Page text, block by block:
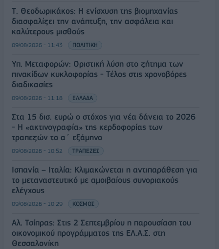
Τ. Θεοδωρικάκος: Η ενίσχυση της βιομηχανίας
διασφαλίζει την ανάπτυξη, την ασφάλεια και
καλύτερους μισθούς
09/08/2026 - 11:43 ΠΟΛΙΤΙΚΗ
Υπ. Μεταφορών: Οριστική λύση στο ζήτημα των
πινακίδων κυκλοφορίας - Τέλος στις χρονοβόρες
διαδικασίες
09/08/2026 - 11:18 ΕΛΛΑΔΑ
Στα 15 δισ. ευρώ ο στόχος για νέα δάνεια το 2026
- Η «ακτινογραφία» της κερδοφορίας των
τραπεζών το α΄ εξάμηνο
09/08/2026 - 10:52 ΤΡΑΠΕΖΕΣ
Ισπανία – Ιταλία: Κλιμακώνεται η αντιπαράθεση για
το μεταναστευτικό με αμοιβαίους συνοριακούς
ελέγχους
09/08/2026 - 10:29 ΚΟΣΜΟΣ
Αλ. Τσίπρας: Στις 2 Σεπτεμβρίου η παρουσίαση του
οικονομικού προγράμματος της ΕΛ.Α.Σ. στη
Θεσσαλονίκη